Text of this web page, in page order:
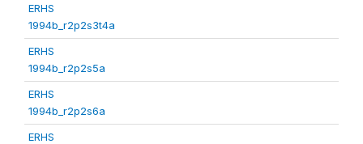
ERHS
1994b_r2p2s3t4a
ERHS
1994b_r2p2s5a
ERHS
1994b_r2p2s6a
ERHS